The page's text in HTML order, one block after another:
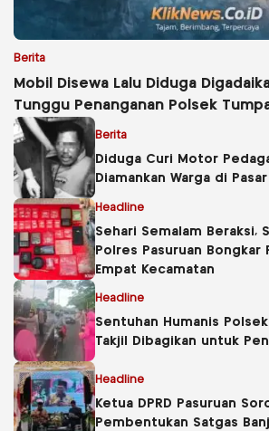
Berita
Mobil Disewa Lalu Diduga
Tunggu Penanganan Polsek
Berita
Diduga Curi Motor
Diamankan Warga di
Headline
Sehari Semalam Beraksi,
Polres Pasuruan Bongkar
Empat Kecamatan
Headline
Sentuhan Humanis
Takjil Dibagikan untuk
Headline
Ketua DPRD Pasuruan
Pembentukan Satgas